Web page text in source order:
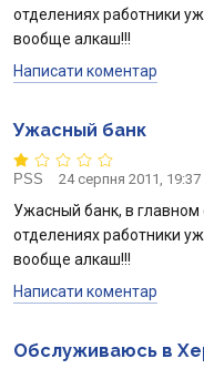
отделениях работники
вообще алкаш!!!
Написати коментар
Ужасный банк
PSS 24 серпня 2011, 19:37
Ужасный банк, в главном
отделениях работники
вообще алкаш!!!
Написати коментар
Обслуживаюсь в